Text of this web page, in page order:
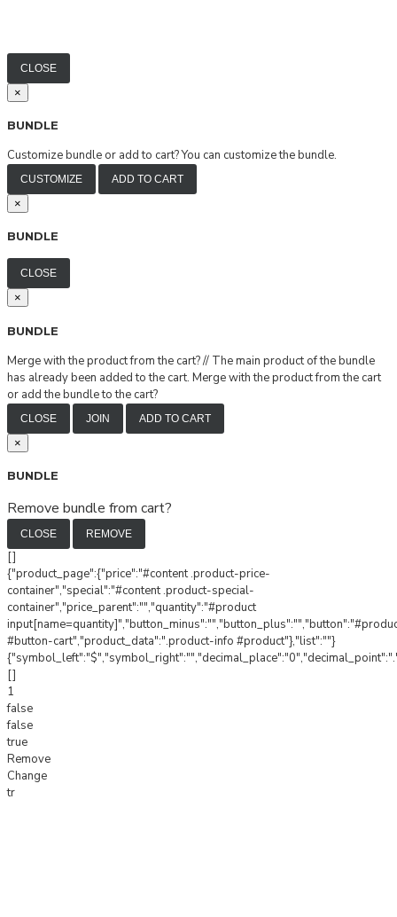
CLOSE
×
BUNDLE
Customize bundle or add to cart?You can customize the bundle.
CUSTOMIZE ADD TO CART
×
BUNDLE
CLOSE
×
BUNDLE
Merge with the product from the cart?// The main product of the bundle
has already been added to the cart. Merge with the product from the cart
or add the bundle to the cart?
CLOSE JOIN ADD TO CART
×
BUNDLE
Remove bundle from cart?
CLOSE REMOVE
[]
{"product_page":{"price":"#content .product-price-
container","special":"#content .product-special-
container","price_parent":"","quantity":"#product
#button-cart","product_data":".product-info #product"},"list":""}
[]
1
false
false
true
Remove
Change
tr